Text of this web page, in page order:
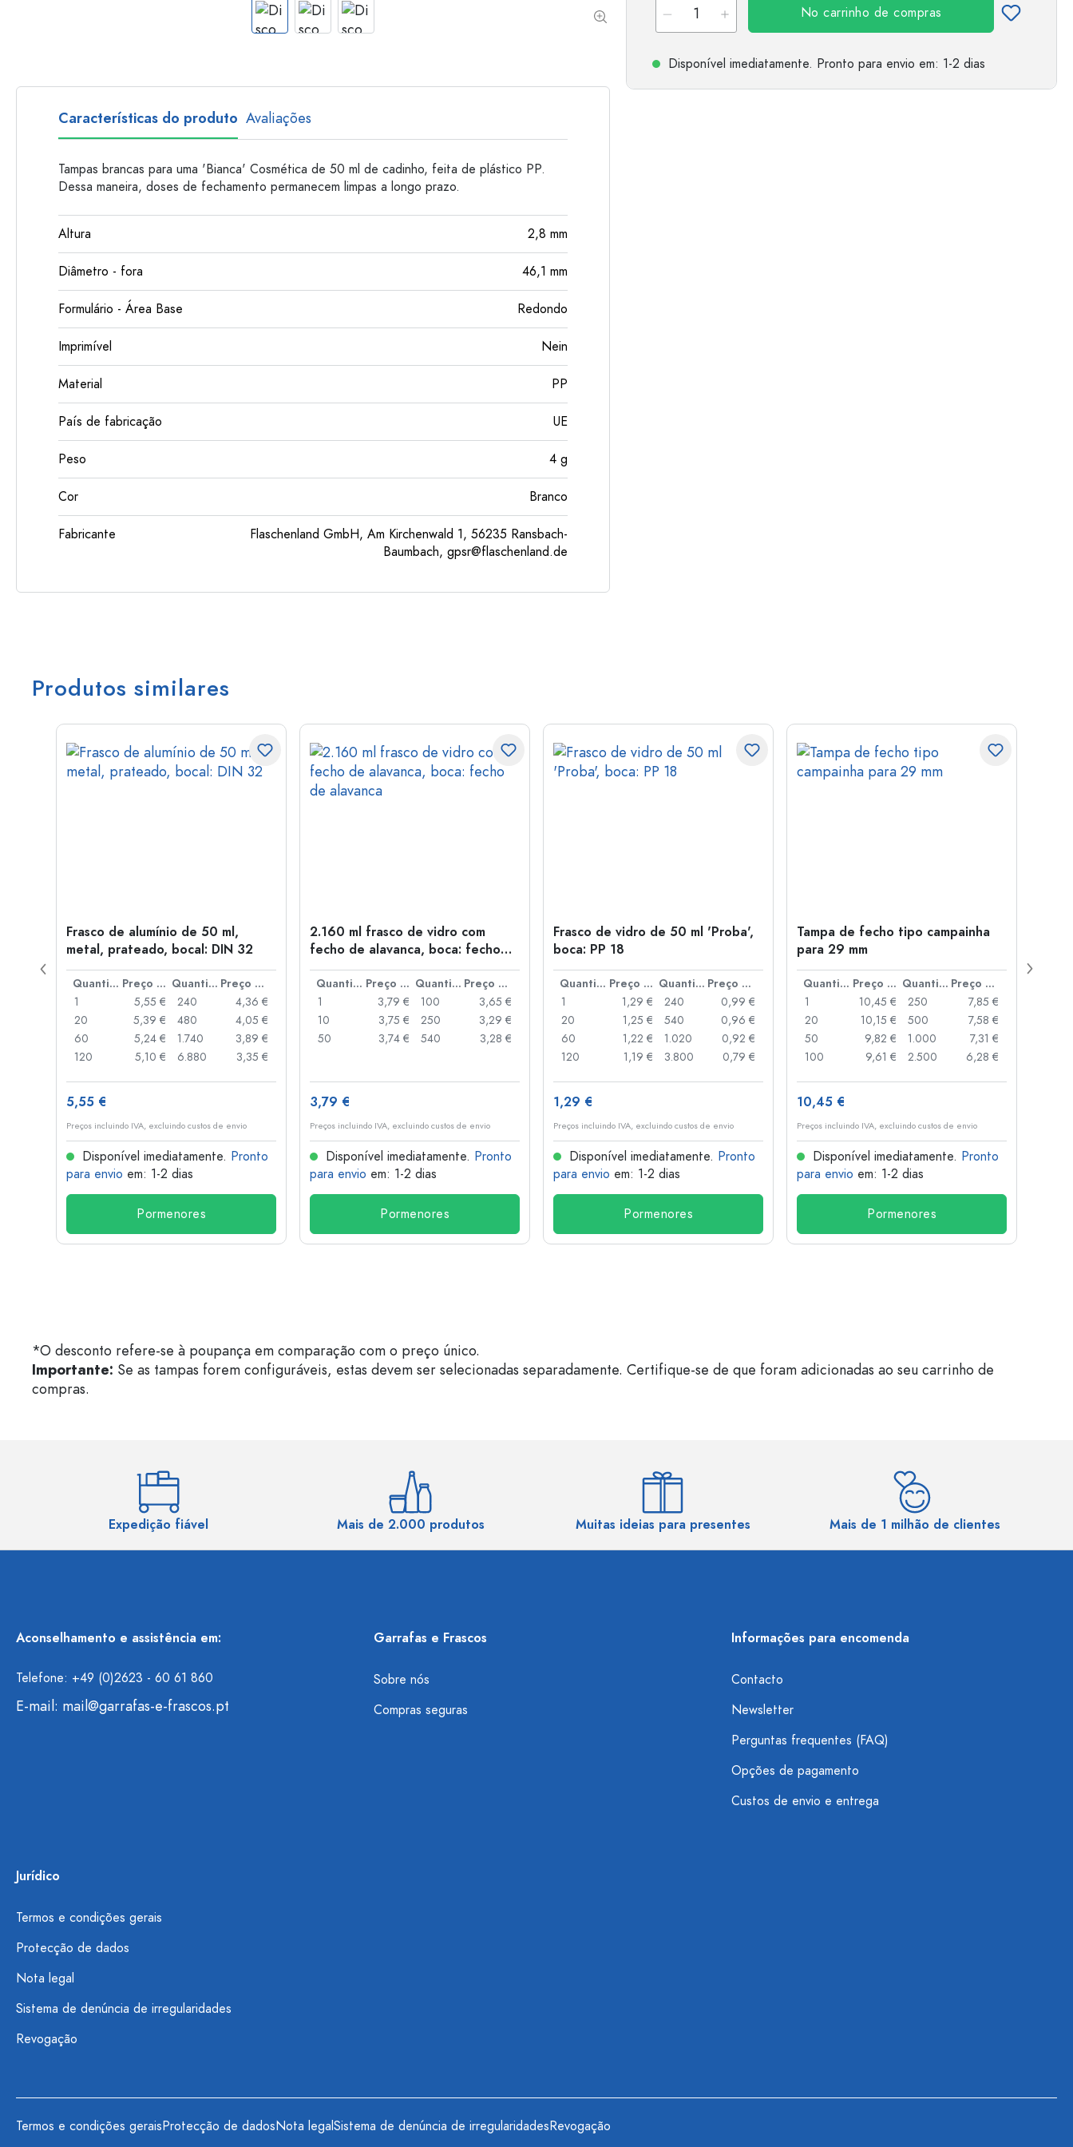
Garrafas de plastico
No carrinho de compras
Disponível imediatamente. Pronto para envio em: 1-2 dias
Características do produto Avaliações
Tampas brancas para uma 'Bianca' Cosmética de 50 ml de cadinho, feita de plástico PP.
Dessa maneira, doses de fechamento permanecem limpas a longo prazo.
Altura 2,8 mm
Diâmetro - fora 46,1 mm
Formulário - Área Base Redondo
Imprimível Nein
Material PP
País de fabricação UE
Peso 4 g
Cor Branco
Fabricante
Flaschenland GmbH, Am Kirchenwald 1, 56235 Ransbach-
Baumbach, gpsr@flaschenland.de
Produtos similares
Frasco de alumínio de 50 ml,
metal, prateado, bocal: DIN 32
Quantidade Preço por peça Quantidade
Preço por peça
1
5,55 €
20
5,39 €
60
5,24 €
120
5,10 €
240
4,36 €
480
4,05 €
1.740
3,89 €
6.880
3,35 €
5,55 €
Preços incluindo IVA, excluindo custos de envio
Disponível imediatamente. Pronto
para envio em: 1-2 dias
Pormenores
2.160 ml frasco de vidro com
fecho de alavanca, boca: fecho
de alavanca
Quantidade Preço por peça Quantidade
Preço por peça
1
3,79 €
10
3,75 €
50
3,74 €
100
3,65 €
250
3,29 €
540
3,28 €
3,79 €
Preços incluindo IVA, excluindo custos de envio
Disponível imediatamente. Pronto
para envio em: 1-2 dias
Pormenores
Frasco de vidro de 50 ml 'Proba',
boca: PP 18
Quantidade Preço por peça Quantidade
Preço por peça
1
1,29 €
20
1,25 €
60
1,22 €
120
1,19 €
240
0,99 €
540
0,96 €
1.020
0,92 €
3.800
0,79 €
1,29 €
Preços incluindo IVA, excluindo custos de envio
Disponível imediatamente. Pronto
para envio em: 1-2 dias
Pormenores
Tampa de fecho tipo campainha
para 29 mm
Quantidade Preço por peça Quantidade
Preço por peça
1
10,45 €
20
10,15 €
50
9,82 €
100
9,61 €
250
7,85 €
500
7,58 €
1.000
7,31 €
2.500
6,28 €
10,45 €
Preços incluindo IVA, excluindo custos de envio
Disponível imediatamente. Pronto
para envio em: 1-2 dias
Pormenores
*O desconto refere-se à poupança em comparação com o preço único.
Importante: Se as tampas forem configuráveis, estas devem ser selecionadas separadamente. Certifique-se de que foram adicionadas ao seu carrinho de
compras.
Expedição fiável Mais de 2.000 produtos Muitas ideias para presentes Mais de 1 milhão de clientes
Aconselhamento e assistência em:
Telefone: +49 (0)2623 - 60 61 860
E-mail: mail@garrafas-e-frascos.pt
Garrafas e Frascos
Sobre nós
Compras seguras
Informações para encomenda
Contacto
Newsletter
Perguntas frequentes (FAQ)
Opções de pagamento
Custos de envio e entrega
Jurídico
Termos e condições gerais
Protecção de dados
Nota legal
Sistema de denúncia de irregularidades
Revogação
Termos e condições geraisProtecção de dadosNota legalSistema de denúncia de irregularidadesRevogação